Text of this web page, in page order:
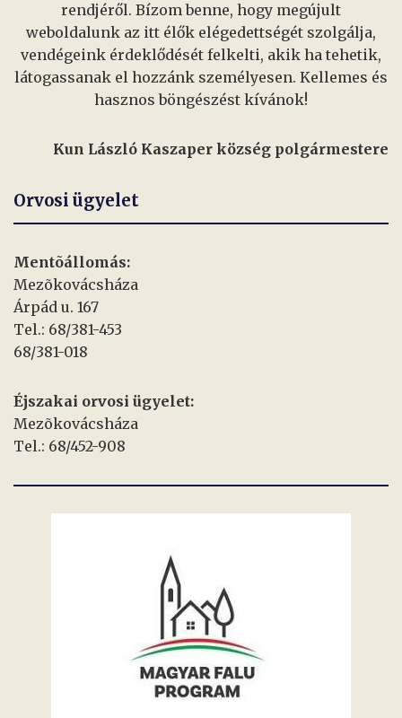
rendjéről. Bízom benne, hogy megújult
weboldalunk az itt élők elégedettségét szolgálja,
vendégeink érdeklődését felkelti, akik ha tehetik,
látogassanak el hozzánk személyesen. Kellemes és
hasznos böngészést kívánok!
Kun László Kaszaper község polgármestere
Orvosi ügyelet
Mentõállomás:
Mezõkovácsháza
Árpád u. 167
Tel.: 68/381-453
68/381-018
Éjszakai orvosi ügyelet:
Mezõkovácsháza
Tel.: 68/452-908